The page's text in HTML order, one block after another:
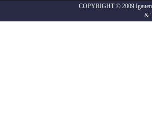
COPYRIGHT © 2009
&